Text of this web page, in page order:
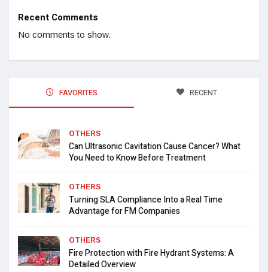
Recent Comments
No comments to show.
FAVORITES RECENT
OTHERS
Can Ultrasonic Cavitation Cause Cancer? What
You Need to Know Before Treatment
OTHERS
Turning SLA Compliance Into a Real Time
Advantage for FM Companies
OTHERS
Fire Protection with Fire Hydrant Systems: A
Detailed Overview